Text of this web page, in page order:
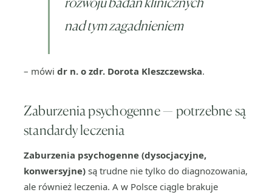
nad tym zagadnieniem
– mówi dr n. o zdr. Dorota Kleszczewska.
Zaburzenia psychogenne — potrzebne są
standardy leczenia
Zaburzenia psychogenne (dysocjacyjne,
konwersyjne) są trudne nie tylko do diagnozowania,
ale również leczenia. A w Polsce ciągle brakuje